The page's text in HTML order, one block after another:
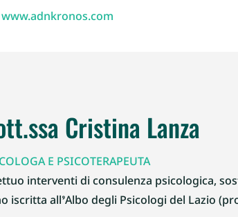
www.adnkronos.com
Cristina Lanza
E PSICOTERAPEUTA
interventi di consulenza psicologica,
iscritta all’Albo degli Psicologi del Lazio